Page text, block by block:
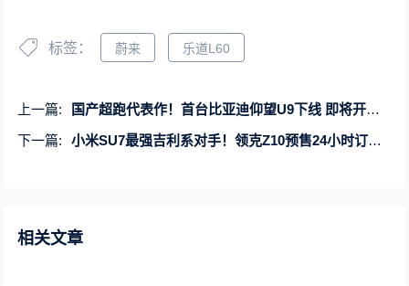
标签： 蔚来 乐道L60
上一篇:
国产超跑代表作！首台比亚迪仰望U9下线 即将开启交付
下一篇:
小米SU7最强吉利系对手！领克Z10预售24小时订单破万
相关文章